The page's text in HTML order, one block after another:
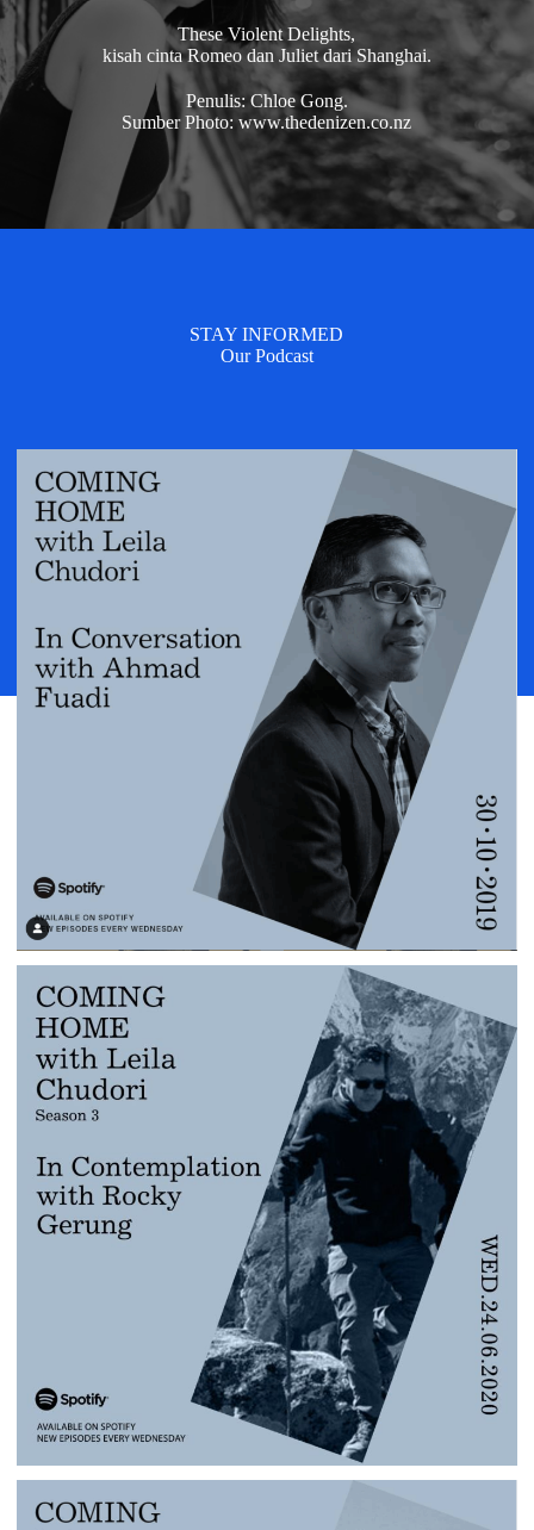
These Violent Delights,
kisah cinta Romeo dan Juliet dari Shanghai.
Penulis: Chloe Gong.
Sumber Photo: www.thedenizen.co.nz
STAY INFORMED
Our Podcast